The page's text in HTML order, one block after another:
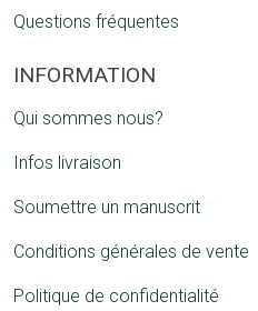
Questions fréquentes
INFORMATION
Qui sommes nous?
Infos livraison
Soumettre un manuscrit
Conditions générales de vente
Politique de confidentialité